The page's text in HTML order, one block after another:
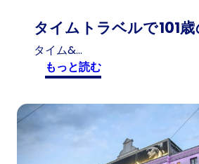
タイムトラベルで101
タイム&…
もっと読む:
タ
イ
ム